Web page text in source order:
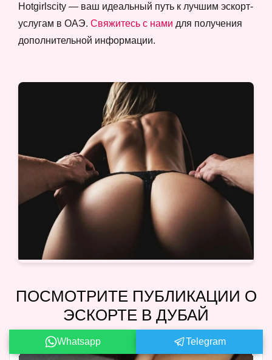
Hotgirlscity — ваш идеальный путь к лучшим эскорт-
услугам в ОАЭ. Свяжитесь с нами для получения
дополнительной информации.
ПОСМОТРИТЕ ПУБЛИКАЦИИ О
ЭСКОРТЕ В ДУБАЙ
Whatsapp Telegram